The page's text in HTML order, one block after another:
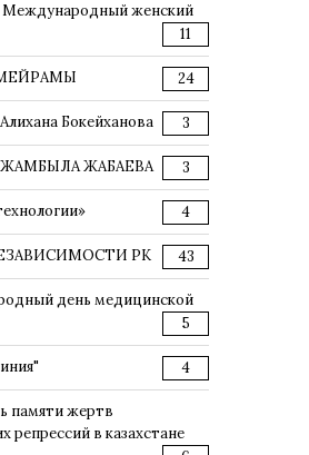
Международный женский
11
24
Бокейханова 3
ЖАМБЫЛА ЖАБАЕВА 3
4
РК 43
день медицинской
5
4
памяти жертв
репрессий в казахстане